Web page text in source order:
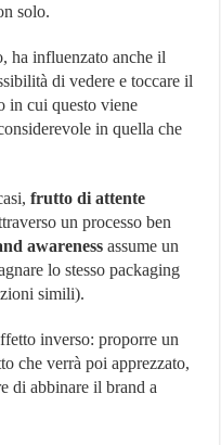
solo.
ha influenzato anche il
di vedere e toccare il
in cui questo viene
in quella che
frutto di attente
un processo ben
awareness assume un
lo stesso packaging
simili).
inverso: proporre un
che verrà poi apprezzato,
di abbinare il brand a